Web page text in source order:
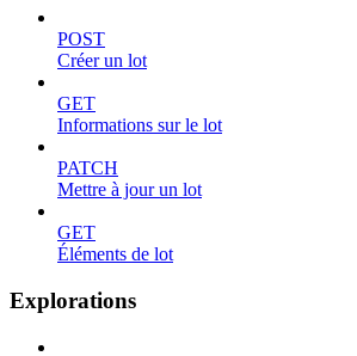
POST
Créer un lot
GET
Informations sur le lot
PATCH
Mettre à jour un lot
GET
Éléments de lot
Explorations